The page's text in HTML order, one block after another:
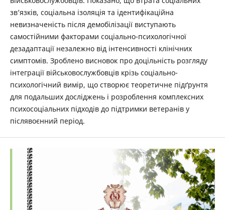
зв’язків, соціальна ізоляція та ідентифікаційна
невизначеність після демобілізації виступають
самостійними факторами соціально-психологічної
дезадаптації незалежно від інтенсивності клінічних
симптомів. Зроблено висновок про доцільність розгляду
інтеграції військовослужбовців крізь соціально-
психологічний вимір, що створює теоретичне підґрунтя
для подальших досліджень і розроблення комплексних
психосоціальних підходів до підтримки ветеранів у
післявоєнний період.